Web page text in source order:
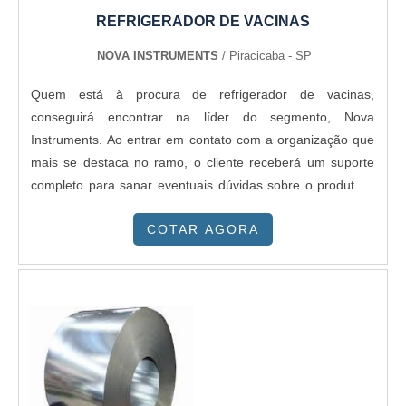
REFRIGERADOR DE VACINAS
NOVA INSTRUMENTS / Piracicaba - SP
Quem está à procura de refrigerador de vacinas,
conseguirá encontrar na líder do segmento, Nova
Instruments. Ao entrar em contato com a organização que
mais se destaca no ramo, o cliente receberá um suporte
completo para sanar eventuais dúvidas sobre o produto a
VACINASQuem procura por refrigerador de vacinas em
armazenar vacinas que visa sempre a qualidade final para
a fidelização do cliente.Sem trocar o foco sobre
refrigerador de vacinas, mais do que visar apenas
lucratividade, deve oferecer produtos e serviços que
COTAR AGORA